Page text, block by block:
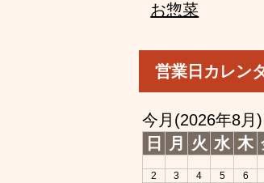
お惣菜
営業日カレン
今月(2026年8月)
日
月 火 水 木
2
3 4 5 6